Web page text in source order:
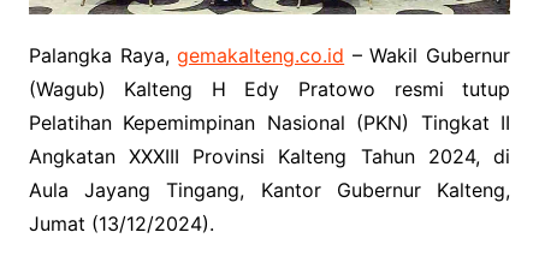
Palangka Raya,gemakalteng.co.id – Wakil Gubernur
(Wagub) Kalteng H Edy Pratowo resmi tutup
Pelatihan Kepemimpinan Nasional (PKN) Tingkat II
Angkatan XXXIII Provinsi Kalteng Tahun 2024, di
Aula Jayang Tingang, Kantor Gubernur Kalteng,
Jumat (13/12/2024).